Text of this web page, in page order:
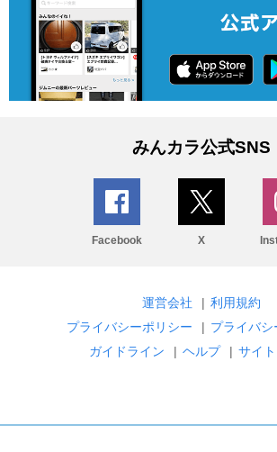
みんカラ公式SNS
Facebook X
運営会社 | 利用規約
プライバシーポリシー
| プライバシ
ガイドライン
| ヘルプ | サイ